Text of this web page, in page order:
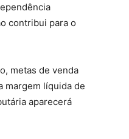
contribui para o
metas de venda
margem líquida de
aparecerá